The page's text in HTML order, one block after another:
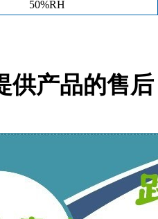
50%RH
供产品的售后